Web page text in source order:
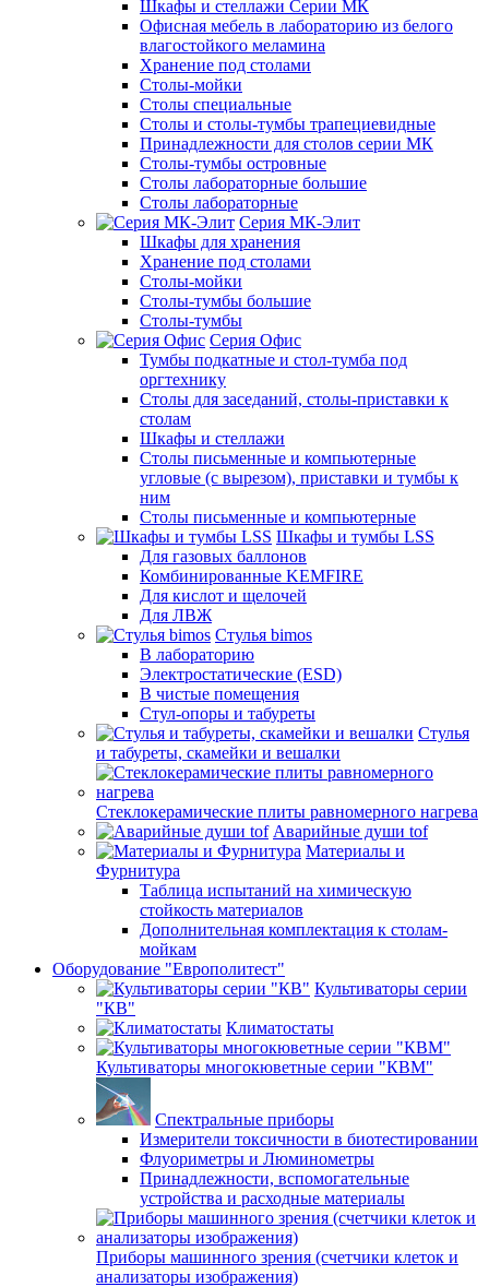
Шкафы и стеллажи Серии МК
Офисная мебель в лабораторию из белого
влагостойкого меламина
Хранение под столами
Столы-мойки
Столы специальные
Столы и столы-тумбы трапециевидные
Принадлежности для столов серии МК
Столы-тумбы островные
Столы лабораторные большие
Столы лабораторные
Серия МК-Элит
Шкафы для хранения
Хранение под столами
Столы-мойки
Столы-тумбы большие
Столы-тумбы
Серия Офис
Тумбы подкатные и стол-тумба под
оргтехнику
Столы для заседаний, столы-приставки к
столам
Шкафы и стеллажи
Столы письменные и компьютерные
угловые (с вырезом), приставки и тумбы к
ним
Столы письменные и компьютерные
Шкафы и тумбы LSS
Для газовых баллонов
Комбинированные KEMFIRE
Для кислот и щелочей
Для ЛВЖ
Стулья bimos
В лабораторию
Электростатические (ESD)
В чистые помещения
Стул-опоры и табуреты
Стулья
и табуреты, скамейки и вешалки
Стеклокерамические плиты равномерного нагрева
Аварийные души tof
Материалы и
Фурнитура
Таблица испытаний на химическую
стойкость материалов
Дополнительная комплектация к столам-
мойкам
Оборудование "Европолитест"
Культиваторы серии
"КВ"
Климатостаты
Культиваторы многокюветные серии "КВМ"
Спектральные приборы
Измерители токсичности в биотестировании
Флуориметры и Люминометры
Принадлежности, вспомогательные
устройства и расходные материалы
Приборы машинного зрения (счетчики клеток и
анализаторы изображения)